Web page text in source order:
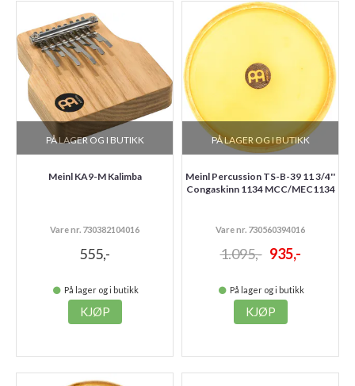
PÅ LAGER OG I BUTIKK
Meinl KA9-M Kalimba
Vare nr. 730382104016
555,-
På lager og i butikk
KJØP
PÅ LAGER OG I BUTIKK
Meinl Percussion TS-B-39 11 3/4''
Congaskinn 1134 MCC/MEC1134
Vare nr. 730560394016
1.095,- 935,-
På lager og i butikk
KJØP